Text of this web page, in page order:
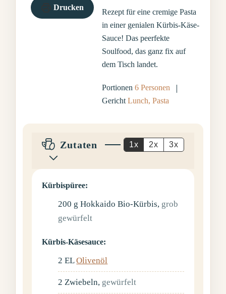
Drucken
Rezept für eine cremige Pasta
in einer genialen Kürbis-Käse-
Sauce! Das peerfekte
Soulfood, das ganz fix auf
dem Tisch landet.
Portionen6 Personen
GerichtLunch, Pasta
Zutaten 1x 2x 3x
Kürbispüree:
200 g Hokkaido Bio-Kürbis, grob
gewürfelt
Kürbis-Käsesauce:
2 EL Olivenöl
2 Zwiebeln, gewürfelt